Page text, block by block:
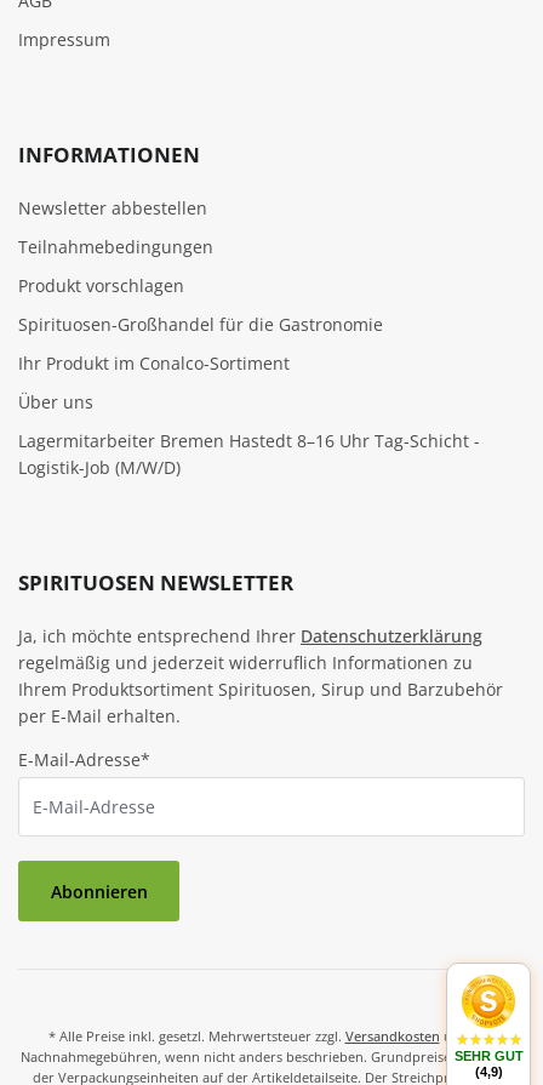
Impressum
INFORMATIONEN
Newsletter abbestellen
Teilnahmebedingungen
Produkt vorschlagen
Spirituosen-Großhandel für die Gastronomie
Ihr Produkt im Conalco-Sortiment
Über uns
Lagermitarbeiter Bremen Hastedt 8–16 Uhr Tag-Schicht -
Logistik-Job (M/W/D)
SPIRITUOSEN NEWSLETTER
Ja, ich möchte entsprechend Ihrer Datenschutzerklärung
regelmäßig und jederzeit widerruflich Informationen zu
Ihrem Produktsortiment Spirituosen, Sirup und Barzubehör
per E-Mail erhalten.
E-Mail-Adresse*
Abonnieren
* Alle Preise inkl. gesetzl. Mehrwertsteuer zzgl. Versandkosten und ggf.
Nachnahmegebühren, wenn nicht anders beschrieben. Grundpreise und Preise
der Verpackungseinheiten auf der Artikeldetailseite. Der Streichpreis ist der
SEHR GUT
(4,9)